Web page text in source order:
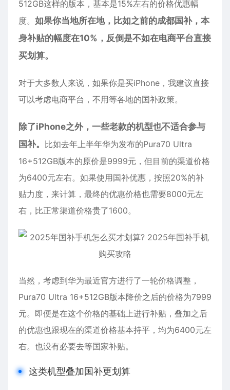
512GB这样的版本，基本是15%左右的价格优惠幅
度。 如果你当地所在地，比如之前的成都国补，本
身补贴的幅度在10%，反倒是不如在电商平台直接
买划算。
对于大多数人来说，如果你是买iPhone，我建议直接
可以考虑电商平台，不用等各地的国补政策。
除了iPhone之外，一些老款的机型也不适合参与
国补。 比如去年上半年华为发布的Pura70 Ultra
16+512GB版本的原价是9999元，但目前的渠道价格
为6400元左右。如果使用国补优惠，按照20%的补
贴力度，来计算，最终的优惠价格也需要8000元左
右，比正常渠道价格贵了1600。
当然，考虑到华为最近官方进行了一轮价格调整，
Pura70 Ultra 16+512GB版本降价之后的价格为7999
元。即便是在这个价格的基础上进行补贴，叠加之后
的优惠也跟现在的渠道价格基本持平，均为6400元左
右。也没有必要去等国家补贴。
这类机型叠加国补更划算